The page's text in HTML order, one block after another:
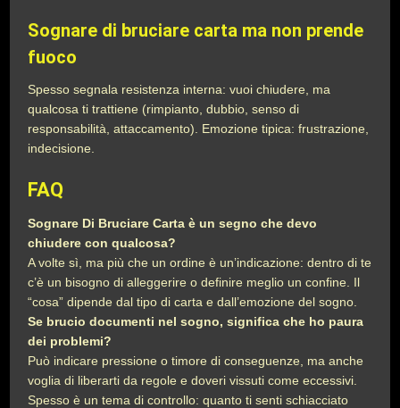
Sognare di bruciare carta ma non prende
fuoco
Spesso segnala resistenza interna: vuoi chiudere, ma
qualcosa ti trattiene (rimpianto, dubbio, senso di
responsabilità, attaccamento). Emozione tipica: frustrazione,
indecisione.
FAQ
Sognare Di Bruciare Carta è un segno che devo
chiudere con qualcosa?
A volte sì, ma più che un ordine è un’indicazione: dentro di te
c’è un bisogno di alleggerire o definire meglio un confine. Il
“cosa” dipende dal tipo di carta e dall’emozione del sogno.
Se brucio documenti nel sogno, significa che ho paura
dei problemi?
Può indicare pressione o timore di conseguenze, ma anche
voglia di liberarti da regole e doveri vissuti come eccessivi.
Spesso è un tema di controllo: quanto ti senti schiacciato